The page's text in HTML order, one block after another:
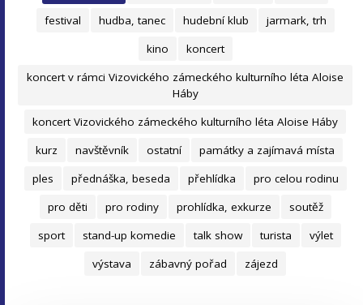
festival
hudba, tanec hudební klub
jarmark, trh
kino
koncert
koncert v rámci Vizovického zámeckého kulturního léta Aloise
Háby
koncert Vizovického zámeckého kulturního léta Aloise Háby
kurz
navštěvník ostatní
památky a zajímavá místa
ples
přednáška, beseda přehlídka
pro celou rodinu
pro děti
pro rodiny prohlídka, exkurze
soutěž
sport
stand-up komedie talk show turista
výlet
výstava
zábavný pořad zájezd